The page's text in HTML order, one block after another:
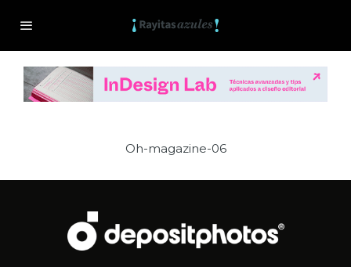
Oh-magazine-06